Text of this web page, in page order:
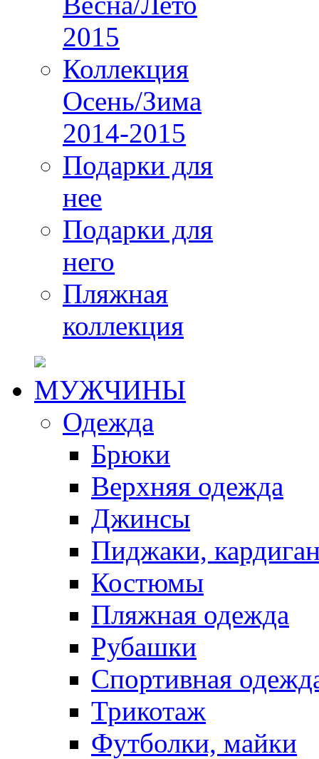
2015
Коллекция
Осень/Зима
2014-2015
Подарки для
нее
Подарки для
него
Пляжная
коллекция
МУЖЧИНЫ
Одежда
Брюки
Верхняя одежда
Джинсы
Пиджаки,
Костюмы
Пляжная одежда
Рубашки
Спортивная
Трикотаж
Футболки, майки